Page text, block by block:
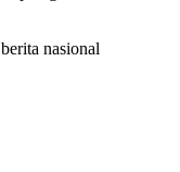
nasional